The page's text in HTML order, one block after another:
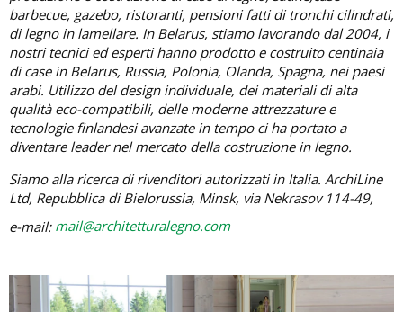
barbecue, gazebo, ristoranti, pensioni fatti di tronchi cilindrati,
di legno in lamellare. In Belarus, stiamo lavorando dal 2004, i
nostri tecnici ed esperti hanno prodotto e costruito centinaia
di case in Belarus, Russia, Polonia, Olanda, Spagna, nei paesi
arabi. Utilizzo del design individuale, dei materiali di alta
qualità eco-compatibili, delle moderne attrezzature e
tecnologie finlandesi avanzate in tempo ci ha portato a
diventare leader nel mercato della costruzione in legno.
Siamo alla ricerca di rivenditori autorizzati in Italia. ArchiLine
Ltd, Repubblica di Bielorussia, Minsk, via Nekrasov 114-49,
e-mail: mail@architetturalegno.com